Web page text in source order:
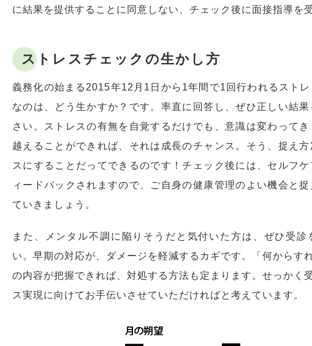
に結果を提供することに同意しない、チェック後に面接指導を
ストレスチェックの生かし方
義務化の始まる2015年12月1日から1年間で1回行われるストレ
なのは、どう生かすか？です。率直に回答し、ぜひ正しい結
さい。ストレスの有無を自覚するだけでも、意識は変わってき
越えることができれば、それは成長のチャンス。そう、捉え
スにすることだってできるのです！チェック後には、セルフ
ィードバックされますので、ご自身の健康管理のよい機会と
ていきましょう。
また、メンタル不調に陥りそうだと気付いた方は、ぜひ受診
い。早期の対応が、ダメージを軽減するカギです。「何から
の内容が把握できれば、対処する方法も定まります。せっか
ス実現に向けてお手伝いさせていただければと考えています。